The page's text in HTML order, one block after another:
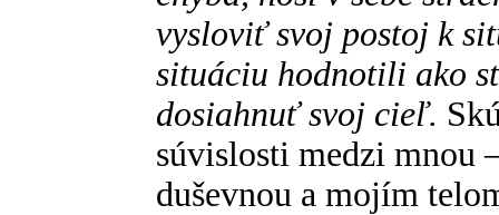
vysloviť svoj postoj k
situáciu hodnotili ako
dosiahnuť svoj cieľ.
súvislosti medzi mnou
duševnou a mojím